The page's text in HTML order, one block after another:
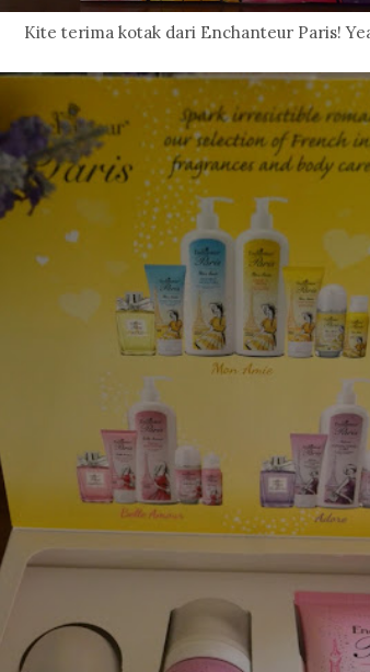
Kite terima kotak dari Enchanteur Paris!